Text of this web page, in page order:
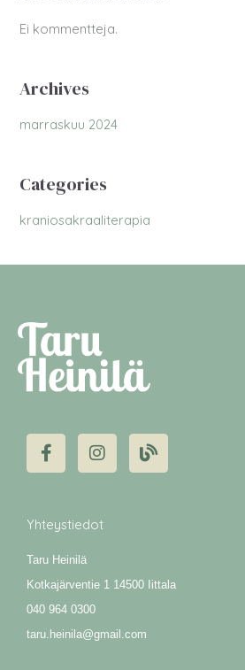
Ei kommentteja.
Archives
marraskuu 2024
Categories
kraniosakraaliterapia
a
c
o
k
-
f
n
s
g
r
l
o
Yhteystiedot
Taru Heinilä
Kotkajärventie 1 14500 Iittala
040 964 0300
taru.heinila@gmail.com